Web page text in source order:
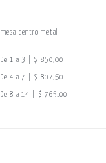
mesa centro metal
De 1 a 3 | $ 850,00
De 4 a 7 | $ 807,50
De 8 a 14 | $ 765,00